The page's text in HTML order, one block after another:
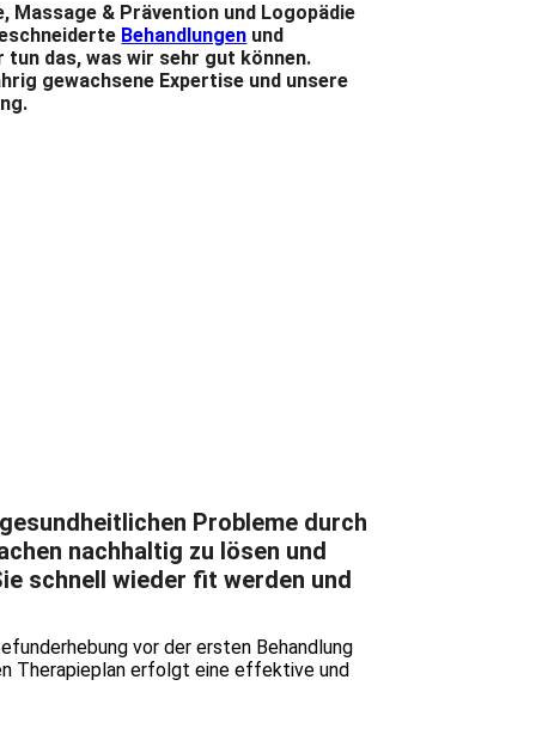
Massage & Prävention und Logopädie
Behandlungen und
tun das, was wir sehr gut können.
gewachsene Expertise und unsere
Probleme durch
nachhaltig zu lösen und
schnell wieder fit werden und
vor der ersten Behandlung
Therapieplan erfolgt eine effektive und